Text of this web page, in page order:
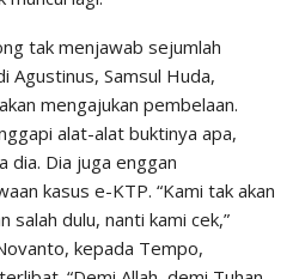
tak menjawab sejumlah
Agustinus, Samsul Huda,
mengajukan pembelaan.
alat-alat buktinya apa,
dia. Dia juga enggan
kasus e-KTP. “Kami tak akan
salah dulu, nanti kami cek,”
kepada Tempo,